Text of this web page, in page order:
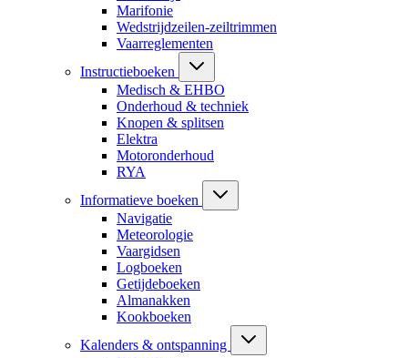
Marifonie
Wedstrijdzeilen-zeiltrimmen
Vaarreglementen
Instructieboeken
Medisch & EHBO
Onderhoud & techniek
Knopen & splitsen
Elektra
Motoronderhoud
RYA
Informatieve boeken
Navigatie
Meteorologie
Vaargidsen
Logboeken
Getijdeboeken
Almanakken
Kookboeken
Kalenders & ontspanning